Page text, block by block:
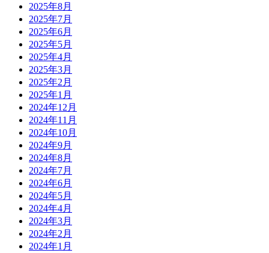
2025年8月
2025年7月
2025年6月
2025年5月
2025年4月
2025年3月
2025年2月
2025年1月
2024年12月
2024年11月
2024年10月
2024年9月
2024年8月
2024年7月
2024年6月
2024年5月
2024年4月
2024年3月
2024年2月
2024年1月